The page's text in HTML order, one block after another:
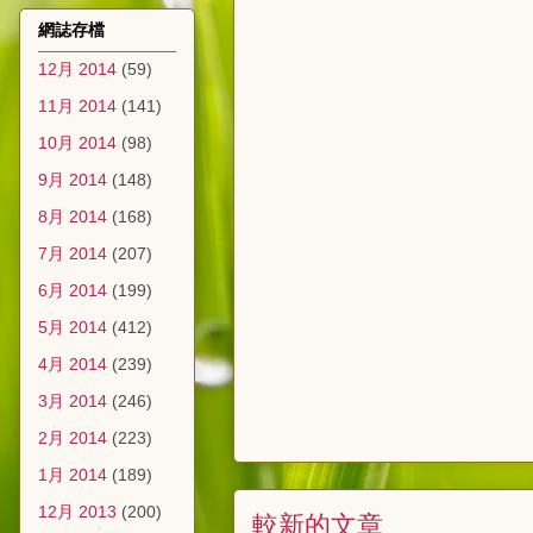
較新的文章
網誌存檔
12月 2014 (59)
11月 2014 (141)
10月 2014 (98)
9月 2014 (148)
8月 2014 (168)
7月 2014 (207)
6月 2014 (199)
5月 2014 (412)
4月 2014 (239)
3月 2014 (246)
2月 2014 (223)
1月 2014 (189)
12月 2013 (200)